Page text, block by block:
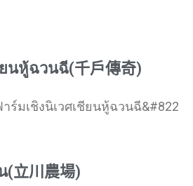
นหู้ฉวนฉี(千戶傳奇)
าร์มเชิงนิเวศเชียนหู้ฉวนฉี&#822
立川農場)